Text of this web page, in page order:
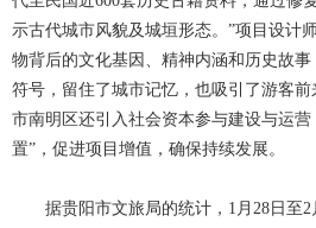
示古代城市风貌及城垣形态。”项目设计
物背后的文化基因、精神内涵和历史故
符号，留住了城市记忆，也吸引了游客前
市南明区还引入社会资本参与建设与运
置”，促进项目增值，确保持续发展。
据贵阳市文旅局的统计，1月28日至